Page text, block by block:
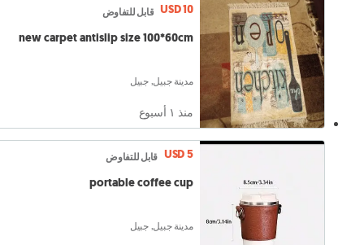
USD 10 قابل للتفاوض
new carpet antislip size 100*60cm
مدينة جبيل, جبيل
منذ ١ أسبوع
USD 5 قابل للتفاوض
portable coffee cup
مدينة جبيل, جبيل